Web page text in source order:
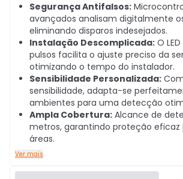
Segurança Antifalsos:
avançados analisam digitalmente
eliminando disparos indesejados.
Instalação Descomplicada: O
pulsos facilita o ajuste preciso da
otimizando o tempo do instalador.
Sensibilidade Personalizada:
sensibilidade, adapta-se
ambientes para uma detecção
Ampla Cobertura: Alcance de
metros, garantindo proteção eficaz
áreas.
Ver mais